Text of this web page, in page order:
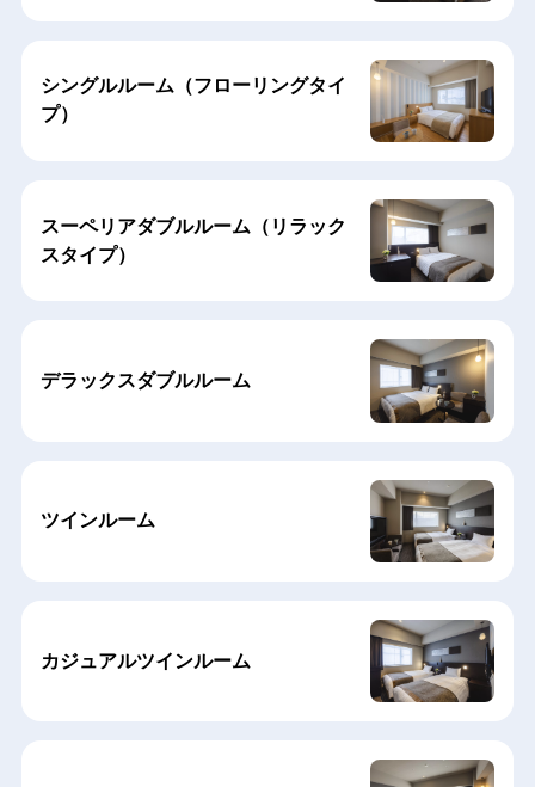
シングルルーム（フローリングタイ
プ）
スーペリアダブルルーム（リラック
スタイプ）
デラックスダブルルーム
ツインルーム
カジュアルツインルーム